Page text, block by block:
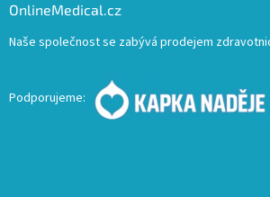
OnlineMedical.cz
Naše společnost se zabývá prodejem
Podporujeme: